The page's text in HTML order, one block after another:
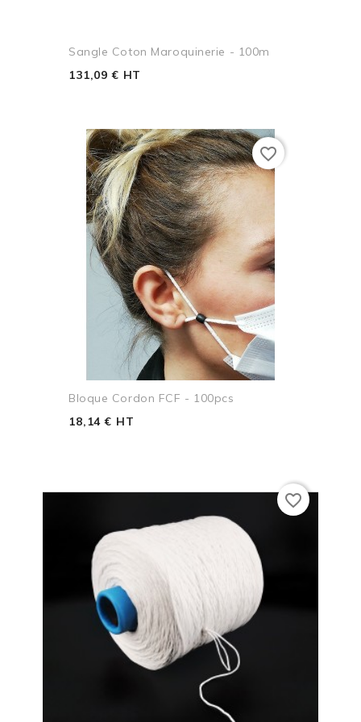
Sangle Coton Maroquinerie - 100m
131,09 € HT
Bloque Cordon FCF - 100pcs
18,14 € HT
favorite_border
favorite_border